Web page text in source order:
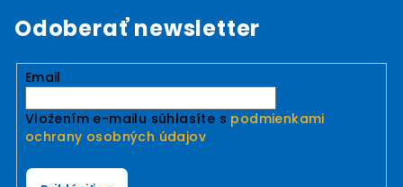
Odoberať newsletter
Email
Vložením e-mailu súhlasíte s podmienkami
ochrany osobných údajov